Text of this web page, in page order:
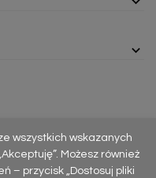
wszystkich wskazanych
Możesz również
– przycisk „Dostosuj pliki